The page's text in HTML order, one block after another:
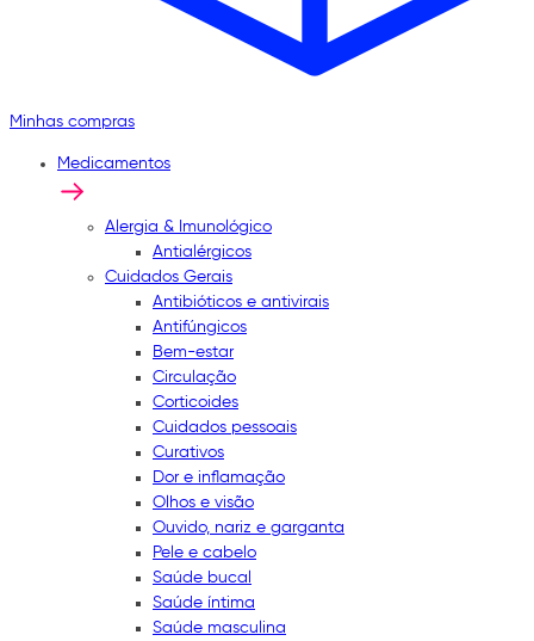
Minhas compras
Medicamentos
Alergia & Imunológico
Antialérgicos
Cuidados Gerais
Antibióticos e antivirais
Antifúngicos
Bem-estar
Circulação
Corticoides
Cuidados pessoais
Curativos
Dor e inflamação
Olhos e visão
Ouvido, nariz e garganta
Pele e cabelo
Saúde bucal
Saúde íntima
Saúde masculina